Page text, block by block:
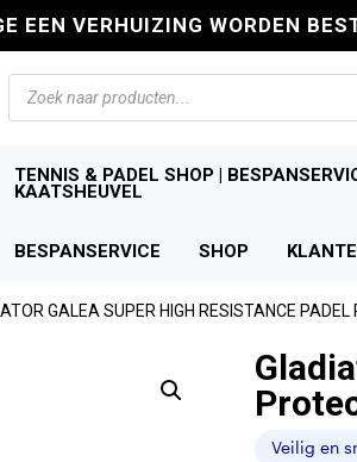
EEN VERHUIZING WORDEN
Producten
zoeken
TENNIS & PADEL SHOP |
KAATSHEUVEL
BESPANSERVICE SHOP
GALEA SUPER HIGH RESISTANCE